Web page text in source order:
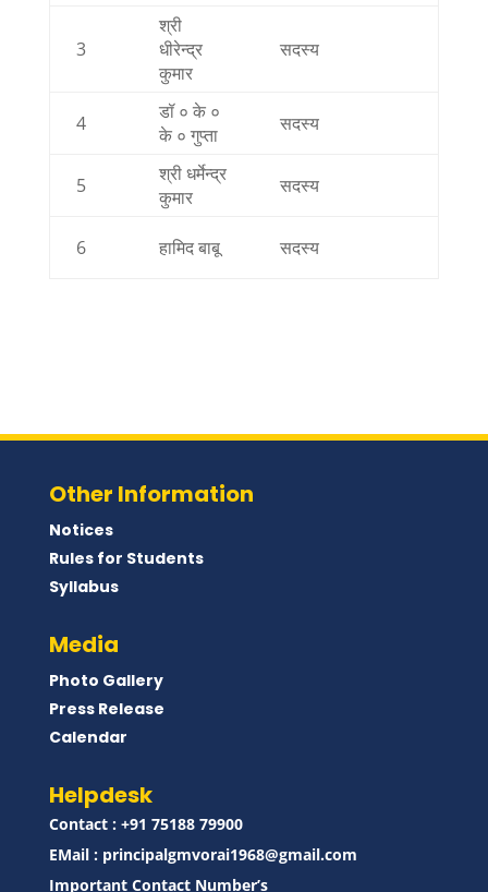
3
श्री
धीरेन्द्र
कुमार
सदस्य
4
डॉ ० के ०
के ० गुप्ता
सदस्य
5
श्री धर्मेन्द्र
कुमार
सदस्य
6 हामिद बाबू सदस्य
Other Information
Notices
Rules for Students
Syllabus
Media
Photo Gallery
Press Release
Calendar
Helpdesk
Contact : ‪+91 75188 79900‬
EMail : principalgmvorai1968@gmail.com
Important Contact Number’s